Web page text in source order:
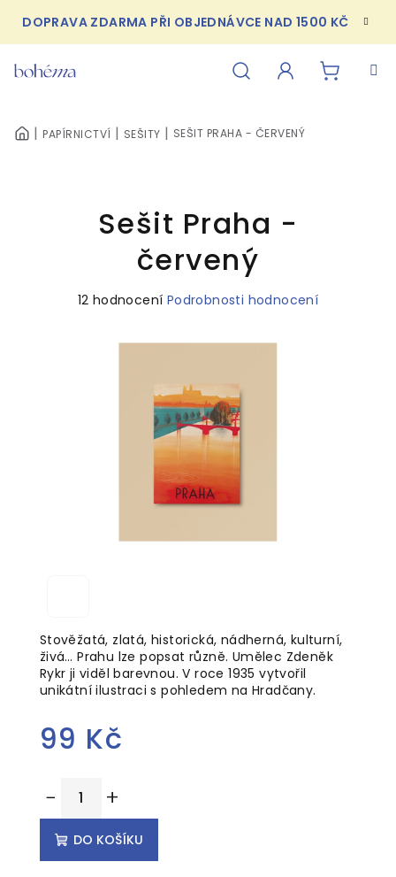
obsah
DOPRAVA ZDARMA PŘI OBJEDNÁVCE NAD 1500 KČ
DOMŮPAPÍRNICTVÍ SEŠITY SEŠIT PRAHA - ČERVENÝ
Stověžatá, zlatá, historická, nádherná, kulturní,
živá… Prahu lze popsat různě. Umělec Zdeněk
Rykr ji viděl barevnou. V roce 1935 vytvořil
unikátní ilustraci s pohledem na Hradčany.
99 Kč
cena:
+
−
DO KOŠÍKU
Sešit Praha -
červený
Průměrné
12 hodnocení Podrobnosti hodnocení